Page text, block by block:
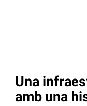
Una
amb una